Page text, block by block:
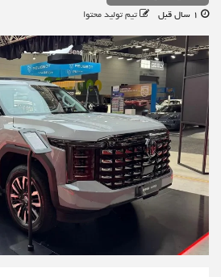
تیم تولید محتوا